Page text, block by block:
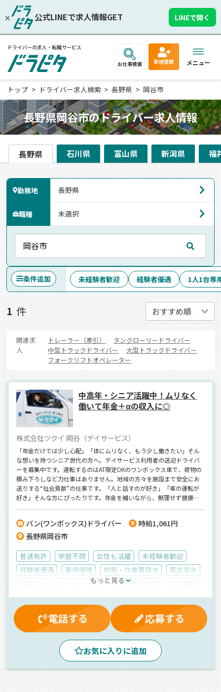
公式LINEで求人情報GET LINEで開く
ドライバーの求人・転職サービス
お仕事検索 新規登録 メニュー
トップ ドライバー求人検索 長野県 岡谷市
長野県岡谷市のドライバー求人情報
長野県 石川県 富山県 新潟県 福
勤務地
職種
条件追加 未経験者歓迎 経験者優遇 1人1台専
1 件
関連求
人
トレーラー（牽引）
タンクローリードライバー
中型トラックドライバー
大型トラックドライバー
フォークリフトオペレーター
中高年・シニア活躍中！ムリなく
働いて年金＋αの収入に◎
株式会社ツクイ 岡谷（デイサービス）
「年金だけでは少し心配」「体にムリなく、もう少し働きたい」そん
な想いを持つシニア世代の方へ。デイサービス利用者の送迎ドライバ
ーを募集中です。運転するのはAT限定OKのワンボックス車で、荷物の
積み下ろしなど力仕事はありません。地域の方々を施設まで安全にお
送りする“社会貢献”の仕事です。「人と話すのが好き」「車の運転が
好き」そんな方にぴったりです。年金を補いながら、無理せず健康的
バン(ワンボックス)ドライバー
時給1,061円
長野県岡谷市
普通免許 学歴不問 女性も活躍
未経験者歓迎
経験者優遇
雇用保険 制服・作業着貸与
厚生年金
マイカー通勤可 社員登用制度
交通費支給
有給休暇 昇給 健康保険 夕方
昼
拠点多数 地場
AT可
バックアイモニター装備
カーナビ搭載
その他
パート
もっと見る
電話する 応募する
お気に入りに追加